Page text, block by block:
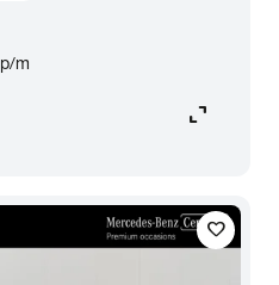
p/m
expand_content
favorite